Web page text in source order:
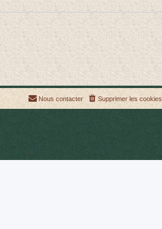
Supprimer les cookies
Nous contacter